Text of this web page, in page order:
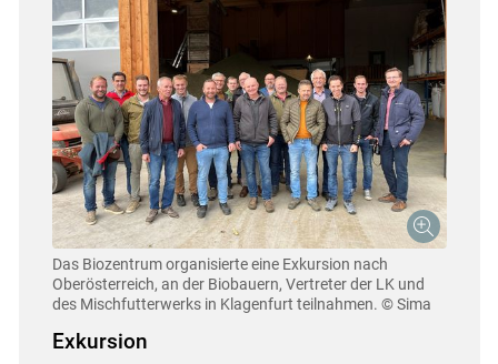
Das Biozentrum organisierte eine Exkursion nach
Oberösterreich, an der Biobauern, Vertreter der LK und
des Mischfutterwerks in Klagenfurt teilnahmen. © Sima
Exkursion